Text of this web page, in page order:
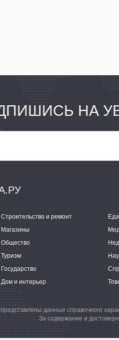
НА
Строительство и ремонт
Магазины
Общество
Туризм
Государство
Дом и интерьер
данные справочного
За содержание и